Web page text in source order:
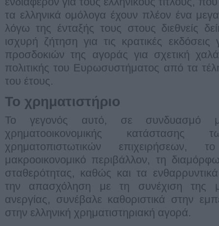
τα ελληνικά ομόλογα έχουν πλέον ένα
λόγω της ένταξής τους στους διεθνείς
ισχυρή ζήτηση για τις κρατικές
προσδοκιών της αγοράς για σχετική
πολιτικής του Ευρωσυστήματος από τα
του έτους.
Το χρηματιστήριο
Το γεγονός αυτό, σε συνδυασμό
χρηματοοικονομικής
χρηματοπιστωτικών επιχειρήσεων,
μακροοικονομικό περιβάλλον, τη
σταθερότητας, καθώς και τα ενθαρρυντικά
την απασχόληση με τη συνέχιση της
ανεργίας, συνέβαλε καθοριστικά στην
στην ελληνική χρηματιστηριακή αγορά.